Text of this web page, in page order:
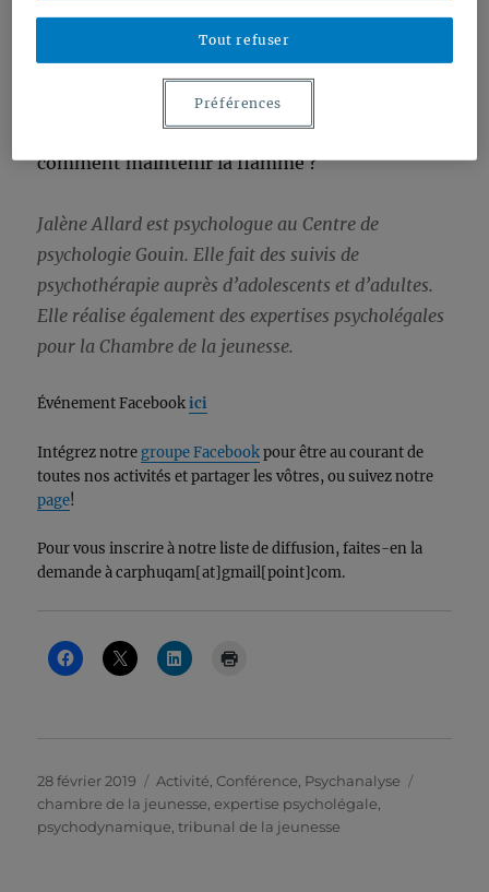
les recommandations qui sont faites,
frustrations qui mènent parfois à des plaintes
faites à l’OPQ. Dans un tel contexte, où bien
faire son travail expose à de telles plaintes,
comment maintenir la flamme ?
Jalène Allard est psychologue au Centre de
psychologie Gouin. Elle fait des suivis de
psychothérapie auprès d’adolescents et d’adultes.
Elle réalise également des expertises psycholégales
pour la Chambre de la jeunesse.
Événement Facebookici
Intégrez notre groupe Facebookpour être au courant de
toutes nos activités et partager les vôtres, ou suivez notre
page!
Pour vous inscrire à notre liste de diffusion, faites-en la
demande à carphuqam[at]gmail[point]com.
Publié
le
28 février 2019 Catégories
Activité Conférence Psychanalyse
chambre de la jeunesse ,expertise psycholégale
psychodynamique ,tribunal de la jeunesse
Tout refuser
Préférences